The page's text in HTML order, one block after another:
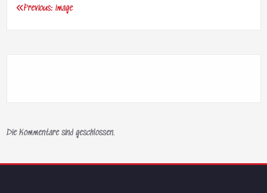
Beitragsnavigation
Previous: image
Die Kommentare sind geschlossen.